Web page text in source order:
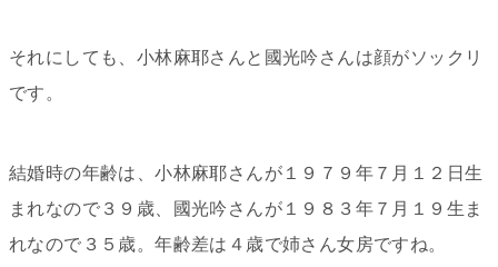
それにしても、小林麻耶さんと國光吟さんは顔がソックリ
です。
結婚時の年齢は、小林麻耶さんが１９７９年７月１２日生
まれなので３９歳、國光吟さんが１９８３年７月１９生ま
れなので３５歳。年齢差は４歳で姉さん女房ですね。